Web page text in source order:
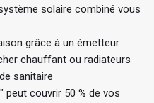
solaire combiné vous
grâce à un émetteur
chauffant ou radiateurs
sanitaire
couvrir 50 % de vos